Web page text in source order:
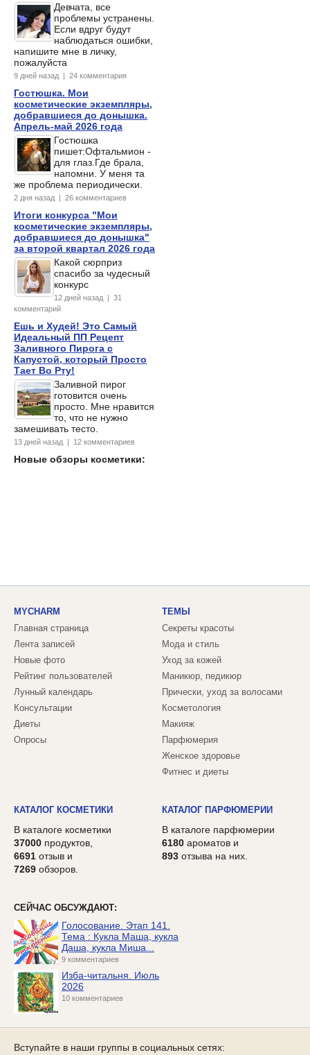
Девчата, все
проблемы устранены.
Если вдруг будут
наблюдаться ошибки,
напишите мне в личку,
пожалуйста
9 дней назад | 24 комментария
Гостюшка. Мои
косметические экземпляры,
добравшиеся до донышка.
Апрель-май 2026 года
Гостюшка
пишет:Офтальмион -
для глаз.Где брала,
напомни. У меня та
же проблема периодически.
2 дня назад | 26 комментариев
Итоги конкурса "Мои
косметические экземпляры,
добравшиеся до донышка"
за второй квартал 2026 года
Какой сюрприз
спасибо за чудесный
конкурс
12 дней назад | 31
комментарий
Ешь и Худей! Это Самый
Идеальный ПП Рецепт
Заливного Пирога с
Капустой, который Просто
Тает Во Рту!
Заливной пирог
готовится очень
просто. Мне нравится
то, что не нужно
замешивать тесто.
13 дней назад | 12 комментариев
Новые обзоры косметики:
MYCHARM
Главная страница
Лента записей
Новые фото
Рейтинг пользователей
Лунный календарь
Консультации
Диеты
Опросы
ТЕМЫ
Секреты красоты
Мода и стиль
Уход за кожей
Маникюр, педикюр
Прически, уход за волосами
Косметология
Макияж
Парфюмерия
Женское здоровье
Фитнес и диеты
КАТАЛОГ КОСМЕТИКИ
В каталоге косметики
37000 продуктов,
6691 отзыв и
7269 обзоров.
КАТАЛОГ ПАРФЮМЕРИИ
В каталоге парфюмерии
6180 ароматов и
893 отзыва на них.
СЕЙЧАС ОБСУЖДАЮТ:
Голосование. Этап 141.
Тема : Кукла Маша, кукла
Даша, кукла Миша...
9 комментариев
Изба-читальня. Июль
2026
10 комментариев
Вступайте в наши группы в социальных сетях: